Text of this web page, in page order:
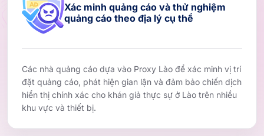
Xác minh quảng cáo và thử nghiệm
quảng cáo theo địa lý cụ thể
Các nhà quảng cáo dựa vào Proxy Lào để xác minh vị trí
đặt quảng cáo, phát hiện gian lận và đảm bảo chiến dịch
hiển thị chính xác cho khán giả thực sự ở Lào trên nhiều
khu vực và thiết bị.